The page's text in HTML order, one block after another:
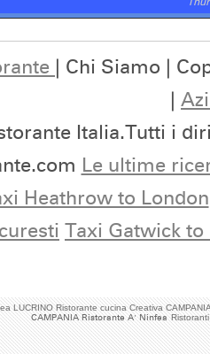
LUCRINO Ristorante cucina Creativa
CAMPANIA Ristorante A' Ninfea
| Chi Siamo |
|
Italia.Tutti i
Le ultime
Heathrow to London
Taxi Gatwick to